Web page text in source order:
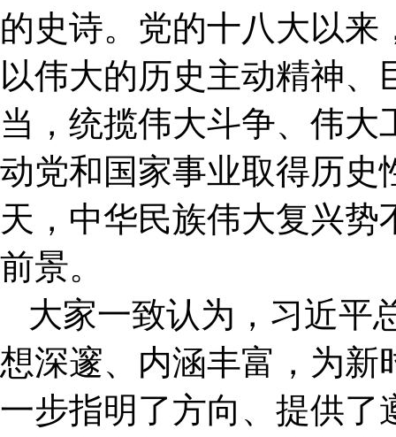
的史诗。党的十八大以
以伟大的历史主动精神
当，统揽伟大斗争、伟
动党和国家事业取得历史
天，中华民族伟大复兴
前景。
大家一致认为，习近平
想深邃、内涵丰富，为新
一步指明了方向、提供了